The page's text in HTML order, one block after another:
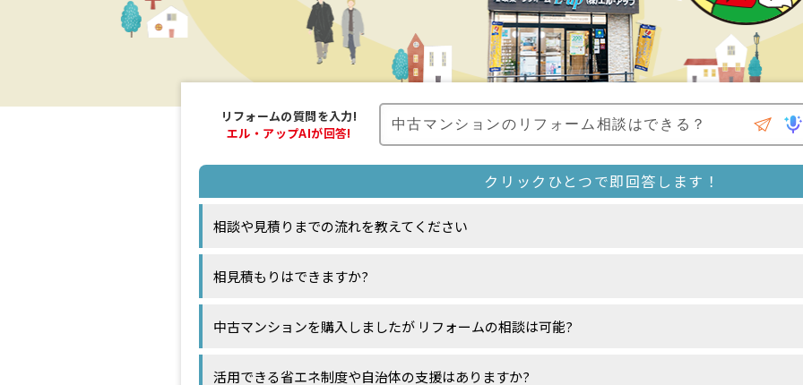
リフォームの質問を入力!
エル・アップAIが回答!
相談や見積りまでの流れを教えてください
相見積もりはできますか?
中古マンションを購入しましたが リフォームの相談は可能?
活用できる省エネ制度や自治体の支援はありますか?